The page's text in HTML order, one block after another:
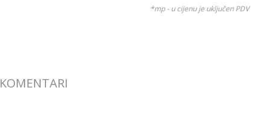
*mp - u cijenu je uključen PDV
KOMENTARI